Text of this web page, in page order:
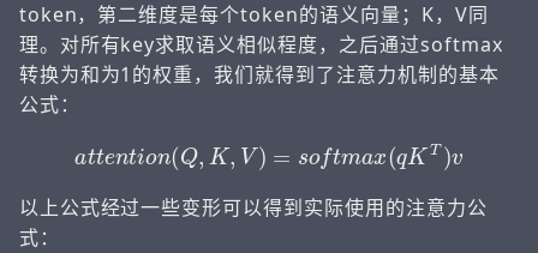
token，第二维度是每个token的语义向量；K，V同
理。对所有key求取语义相似程度，之后通过softmax
转换为和为1的权重，我们就得到了注意力机制的基本
公式：
at nt on( Q,K ,V) tm (q KT)v
以上公式经过一些变形可以得到实际使用的注意力公
式：